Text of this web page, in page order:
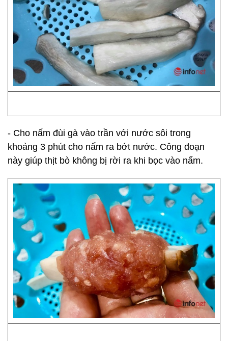
- Cho nấm đùi gà vào trần với nước sôi trong
khoảng 3 phút cho nấm ra bớt nước. Công đoạn
này giúp thịt bò không bị rời ra khi bọc vào nấm.